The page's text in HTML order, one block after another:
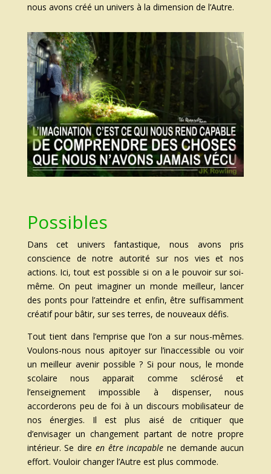
nous avons créé un univers à la dimension de l’Autre.
Possibles
Dans cet univers fantastique, nous avons pris
conscience de notre autorité sur nos vies et nos
actions. Ici, tout est possible si on a le pouvoir sur soi-
même. On peut imaginer un monde meilleur, lancer
des ponts pour l’atteindre et enfin, être suffisamment
créatif pour bâtir, sur ses terres, de nouveaux défis.
Tout tient dans l’emprise que l’on a sur nous-mêmes.
Voulons-nous nous apitoyer sur l’inaccessible ou voir
un meilleur avenir possible ? Si pour nous, le monde
scolaire nous apparait comme sclérosé et
l’enseignement impossible à dispenser, nous
accorderons peu de foi à un discours mobilisateur de
nos énergies. Il est plus aisé de critiquer que
d’envisager un changement partant de notre propre
intérieur. Se dire en être incapable ne demande aucun
effort. Vouloir changer l’Autre est plus commode.